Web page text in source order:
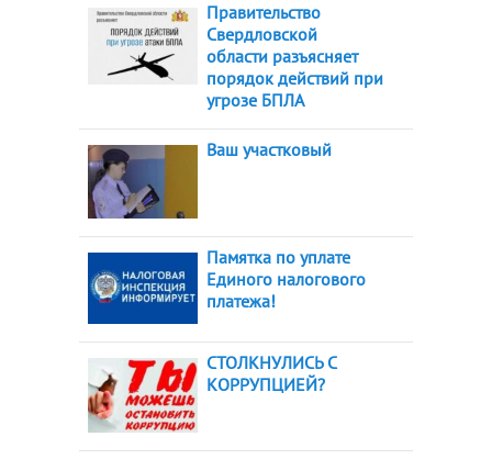
Правительство
Свердловской
области разъясняет
порядок действий при
угрозе БПЛА
Ваш участковый
Памятка по уплате
Единого налогового
платежа!
СТОЛКНУЛИСЬ С
КОРРУПЦИЕЙ?